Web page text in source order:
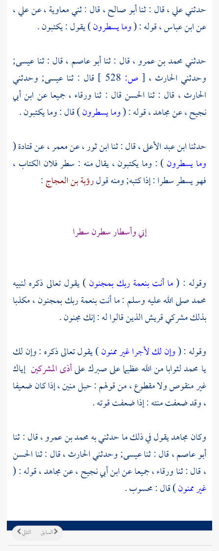
حدثنيعلي ،قال : ثناأبو صالح ،قال : ثنيمعاوية ،عنعلي ،
عنابن عباس ،قوله : (وما يسطرون) يقول : يكتبون .
حدثنيمحمد بن عمرو ،قال : ثناأبو عاصم ،قال : ثناعيسى;
وحدثني الحارث ، [ ص: قال : ثنا عيسى; وحدثني
الحارث ، قال : ثنا الحسنقال : ثنا ورقاء ، جميعا عن ابن أبي
نجيح ،عنمجاهد ،قوله : (وما يسطرون) قال : وما يكتبون .
حدثناابن عبد الأعلى ،قال : ثناابن ثور ،عنمعمر ،عنقتادة(
وما يسطرون) : وما يكتبون ، يقال منه : سطر فلان الكتاب ،
فهو يسطر سطرا : إذا كتبه; ومنه قولرؤبة بن العجاج:
إني وأسطار سطرن سطرا
وقوله : (ما أنت بنعمة ربك بمجنون) يقول تعالى ذكره لنبيه
محمدصلى الله عليه وسلم : ما أنت بنعمة ربك بمجنون ، مكذبا
بذلك مشركيقريشالذين قالوا له : إنك مجنون .
وقوله : (وإن لك لأجرا غير ممنون) يقول تعالى ذكره : وإن لك
يا محمدلثوابا من الله عظيما على صبرك علىأذى المشركين إياك
غير منقوص ولا مقطوع ، من قولهم : حبل منين ، إذا كان ضعيفا
، وقد ضعفت منته : إذا ضعفت قوته .
وكانمجاهديقول في ذلك ما حدثني بهمحمد بن عمرو ،قال : ثنا
أبو عاصم ،قال : ثناعيسى;وحدثنيالحارث ،قال : ثناالحسن
،قال : ثناورقاء ،جميعا عنابن أبي نجيح ،عنمجاهد ،قوله : (
غير ممنون) قال : محسوب .
التالي السابق